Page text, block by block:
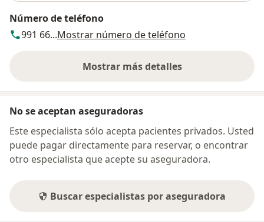
Número de teléfono
991 66...Mostrar número de teléfono
Mostrar más detalles
sobre la dirección
No se aceptan aseguradoras
Este especialista sólo acepta pacientes privados. Usted
puede pagar directamente para reservar, o encontrar
otro especialista que acepte su aseguradora.
Buscar especialistas por aseguradora